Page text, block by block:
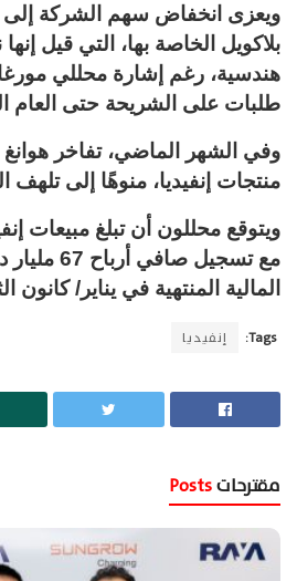
ويعزى انخفاض سهم الشركة
بلاكويل الخاصة بها، التي قيل
هندسية، رغم إشارة محللي
طلبات على الشريحة حتى العام
وفي الشهر الماضي، تفاخر
منتجات إنفيديا، منوهًا إلى تلهف
مع تسجيل
المالية المنتهية في يناير/
Tags: إنفيديا
مقترحات